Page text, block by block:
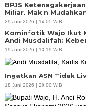
BPJS
Miliar, Makin
29 Juni 2026 | 14:05 WIB
Kominfotik Wajo Ikut
Andi Musdalifah:
19 Juni 2026 | 13:19 WIB
Ingatkan ASN Tidak
18 Juni 2026 | 20:00 WIB